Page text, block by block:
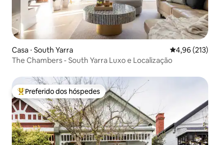
Casa ⋅ South Yarra 4,96 de uma
4,96 (213)
The Chambers - South Yarra Luxo e Localização
Entre os melhores preferidos dos hóspedes
Preferido dos hóspedes